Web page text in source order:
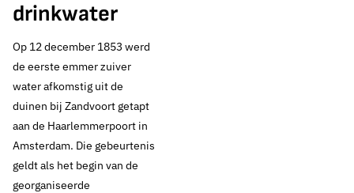
drinkwater
Op 12 december 1853 werd
de eerste emmer zuiver
water afkomstig uit de
duinen bij Zandvoort getapt
aan de Haarlemmerpoort in
Amsterdam. Die gebeurtenis
geldt als het begin van de
georganiseerde